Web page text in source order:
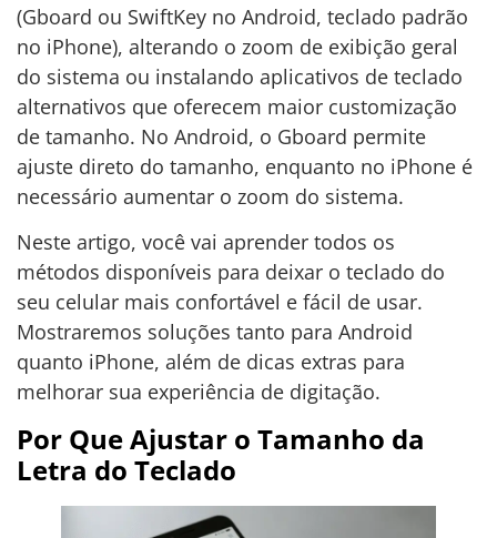
(Gboard ou SwiftKey no Android, teclado padrão
no iPhone), alterando o zoom de exibição geral
do sistema ou instalando aplicativos de teclado
alternativos que oferecem maior customização
de tamanho. No Android, o Gboard permite
ajuste direto do tamanho, enquanto no iPhone é
necessário aumentar o zoom do sistema.
Neste artigo, você vai aprender todos os
métodos disponíveis para deixar o teclado do
seu celular mais confortável e fácil de usar.
Mostraremos soluções tanto para Android
quanto iPhone, além de dicas extras para
melhorar sua experiência de digitação.
Por Que Ajustar o Tamanho da
Letra do Teclado